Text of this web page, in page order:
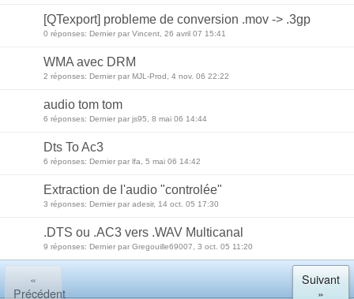
[QTexport] probleme de conversion .mov -> .3gp
0 réponses: Dernier par Vincent, 26 avril 07 15:41
WMA avec DRM
2 réponses: Dernier par MJL-Prod, 4 nov. 06 22:22
audio tom tom
6 réponses: Dernier par js95, 8 mai 06 14:44
Dts To Ac3
6 réponses: Dernier par lfa, 5 mai 06 14:42
Extraction de l'audio "controlée"
3 réponses: Dernier par adesir, 14 oct. 05 17:30
.DTS ou .AC3 vers .WAV Multicanal
9 réponses: Dernier par Gregouille69007, 3 oct. 05 11:20
«
Précédent
Suivant
»